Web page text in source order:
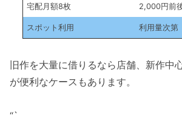
宅配月額8枚 2,000円前
スポット利用 利用量次第
旧作を大量に借りるなら店舗、新作中
が便利なケースもあります。
“`